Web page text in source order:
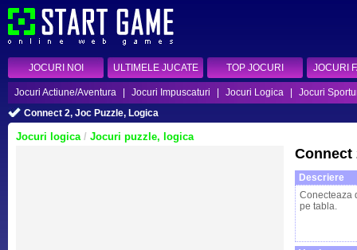
JOCURI NOI ULTIMELE JUCATE TOP JOCURI JOCURI
Jocuri Actiune/Aventura Jocuri Impuscaturi Jocuri Logica
Jocuri
Connect 2, Joc Puzzle, Logica
Jocuri logica/ Jocuri puzzle, logica
Connect
Descriere
Conecteaza
pe tabla.